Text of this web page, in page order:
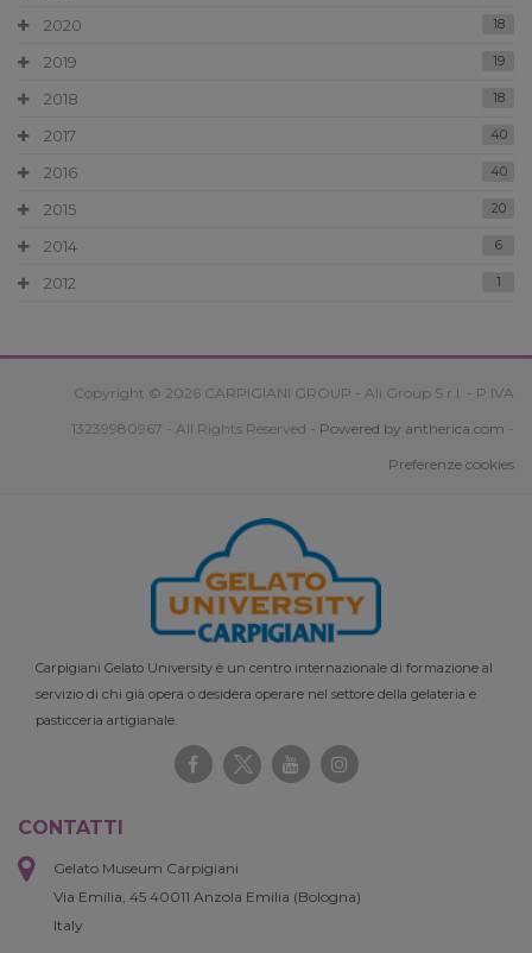
2020 18
2019 19
2018 18
2017 40
2016 40
2015 20
2014 6
2012 1
Copyright © 2026 CARPIGIANI GROUP - Ali Group S.r.l. - P.IVA
13239980967 - All Rights Reserved - Powered by antherica.com -
Preferenze cookies
Carpigiani Gelato University è un centro internazionale di formazione al
servizio di chi già opera o desidera operare nel settore della gelateria e
pasticceria artigianale.
CONTATTI
Gelato Museum Carpigiani
Via Emilia, 45 40011 Anzola Emilia (Bologna)
Italy